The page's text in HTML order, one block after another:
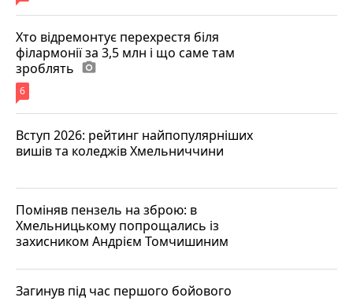
Хто відремонтує перехрестя біля
філармонії за 3,5 млн і що саме там
зроблять photo_camera
6
Вступ 2026: рейтинг найпопулярніших
вишів та коледжів Хмельниччини
Поміняв пензель на зброю: в
Хмельницькому попрощались із
захисником Андрієм Томчишиним
Загинув під час першого бойового